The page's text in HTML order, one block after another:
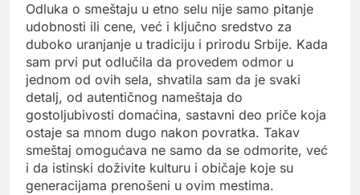
Odluka o smeštaju u etno selu nije samo pitanje
udobnosti ili cene, već i ključno sredstvo za
duboko uranjanje u tradiciju i prirodu Srbije. Kada
sam prvi put odlučila da provedem odmor u
jednom od ovih sela, shvatila sam da je svaki
detalj, od autentičnog nameštaja do
gostoljubivosti domaćina, sastavni deo priče koja
ostaje sa mnom dugo nakon povratka. Takav
smeštaj omogućava ne samo da se odmorite, već
i da istinski doživite kulturu i običaje koje su
generacijama prenošeni u ovim mestima.